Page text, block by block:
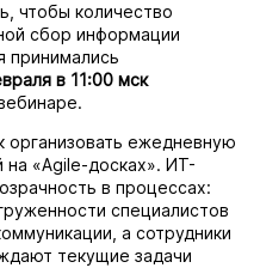
чтобы количество
сбор информации
принимались
в 11:00 мск
организовать ежедневную
на «Agile-досках». ИТ-
в процессах:
специалистов
а сотрудники
текущие задачи